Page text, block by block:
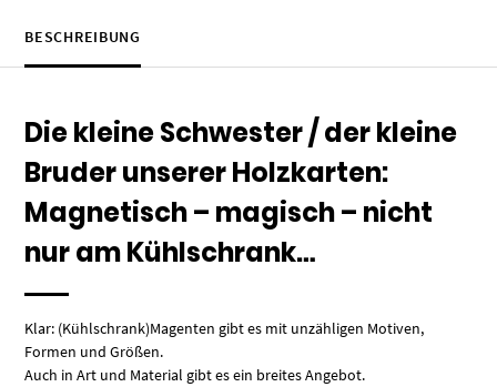
BESCHREIBUNG
Die kleine Schwester / der kleine
Bruder unserer Holzkarten:
Magnetisch – magisch – nicht
nur am Kühlschrank…
Klar: (Kühlschrank)Magenten gibt es mit unzähligen Motiven,
Formen und Größen.
Auch in Art und Material gibt es ein breites Angebot.